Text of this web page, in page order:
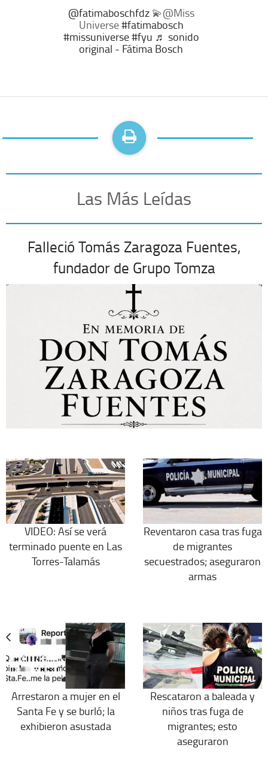
@fatimaboschfdz💫@Miss
Universe#fatimabosch
#missuniverse#fyu ♬ sonido
original - Fátima Bosch
Las Más Leídas
Falleció Tomás Zaragoza Fuentes,
fundador de Grupo Tomza
VIDEO: Así se verá
terminado puente en Las
Torres-Talamás
Reventaron casa tras fuga
de migrantes
secuestrados; aseguraron
armas
Arrestaron a mujer en el
Santa Fe y se burló; la
exhibieron asustada
Rescataron a baleada y
niños tras fuga de
migrantes; esto
aseguraron